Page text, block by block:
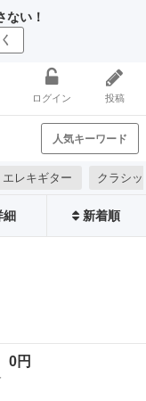
ない！
ログイン 投稿
人気キーワード
エレキギター クラシ
細 新着順
0円